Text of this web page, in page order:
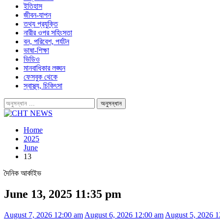
ইতিহাস
জীবন-যাপন
তথ্য প্রযুক্তি
নারীর ওপর সহিংসতা
বন, পরিবেশ, পর্যটন
ভাষা-শিক্ষা
ভিডিও
মানবাধিকার লঙ্ঘন
ফেসবুক থেকে
স্বাস্থ্য, চিকিৎসা
Home
2025
June
13
দৈনিক আর্কাইভ
June 13, 2025 11:35 pm
August 7, 2026 12:00 am August 6, 2026 12:00 am August 5, 2026